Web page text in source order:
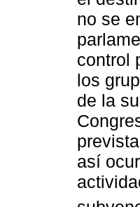
no se
control
los
de la
así